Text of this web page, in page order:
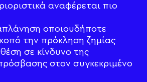
αναφέρεται πιο
οποιουδήποτε
την πρόκληση ζημίας
σε κίνδυνο της
στον συγκεκριμένο